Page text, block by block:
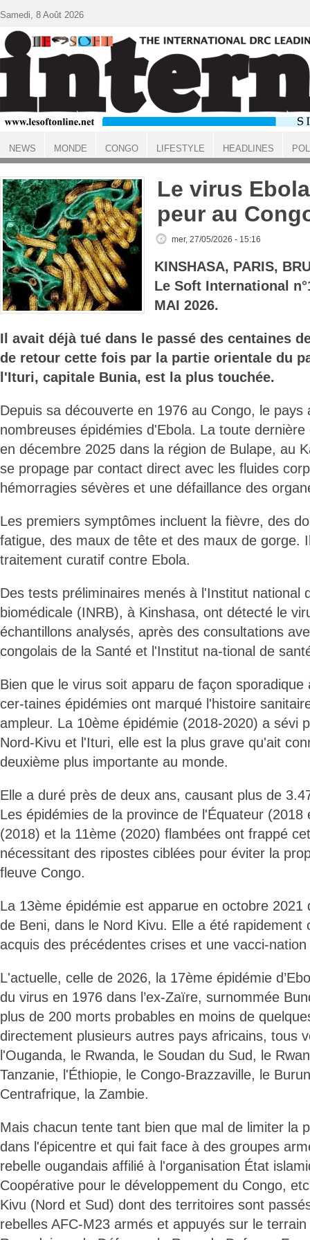
ACCUEIL
Le virus
peur au
mer, 27/05/2026 - 15:16
KINSHASA, PARIS,
Le Soft International
MAI 2026.
Il avait déjà tué dans le passé des centaines
de retour cette fois par la partie orientale du
l'Ituri, capitale Bunia, est la plus touchée.
Depuis sa découverte en 1976 au Congo, le pays
nombreuses épidémies d'Ebola. La toute
en décembre 2025 dans la région de Bulape, au
se propage par contact direct avec les fluides
hémorragies sévères et une défaillance des
Les premiers symptômes incluent la fièvre, des
fatigue, des maux de tête et des maux de gorge.
traitement curatif contre Ebola.
Des tests préliminaires menés à l'Institut national
biomédicale (INRB), à Kinshasa, ont détecté le
échantillons analysés, après des consultations
congolais de la Santé et l'Institut na-tional de
Bien que le virus soit apparu de façon
cer-taines épidémies ont marqué l'histoire
ampleur. La 10ème épidémie (2018-2020) a sévi
Nord-Kivu et l'Ituri, elle est la plus grave qu'ait
deuxième plus importante au monde.
Elle a duré près de deux ans, causant plus de
Les épidémies de la province de l'Équateur (2018
(2018) et la 11ème (2020) flambées ont frappé
nécessitant des ripostes ciblées pour éviter la
fleuve Congo.
La 13ème épidémie est apparue en octobre 2021
de Beni, dans le Nord Kivu. Elle a été rapidement
acquis des précédentes crises et une vacci-nation
L'actuelle, celle de 2026, la 17ème épidémie
du virus en 1976 dans l’ex-Zaïre, surnommée
plus de 200 morts probables en moins de
directement plusieurs autres pays africains, tous
l'Ouganda, le Rwanda, le Soudan du Sud, le
Tanzanie, l'Éthiopie, le Congo-Brazzaville, le
Centrafrique, la Zambie.
Mais chacun tente tant bien que mal de limiter la
dans l'épicentre et qui fait face à des groupes
rebelle ougandais affilié à l'organisation État
Coopérative pour le développement du Congo,
Kivu (Nord et Sud) dont des territoires sont
rebelles AFC-M23 armés et appuyés sur le
Samedi, 8 Août 2026
NEWS MONDE CONGO LIFESTYLE HEADLINES